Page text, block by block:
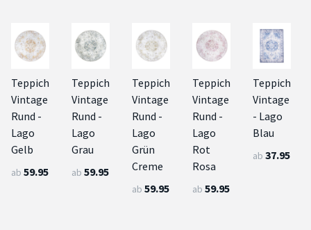
Teppich
Vintage
Rund -
Lago
Gelb
ab 59.95
Teppich
Vintage
Rund -
Lago
Grau
ab 59.95
Teppich
Vintage
Rund -
Lago
Grün
Creme
ab 59.95
Teppich
Vintage
Rund -
Lago
Rot
Rosa
ab 59.95
Teppich
Vintage
- Lago
Blau
ab 37.95